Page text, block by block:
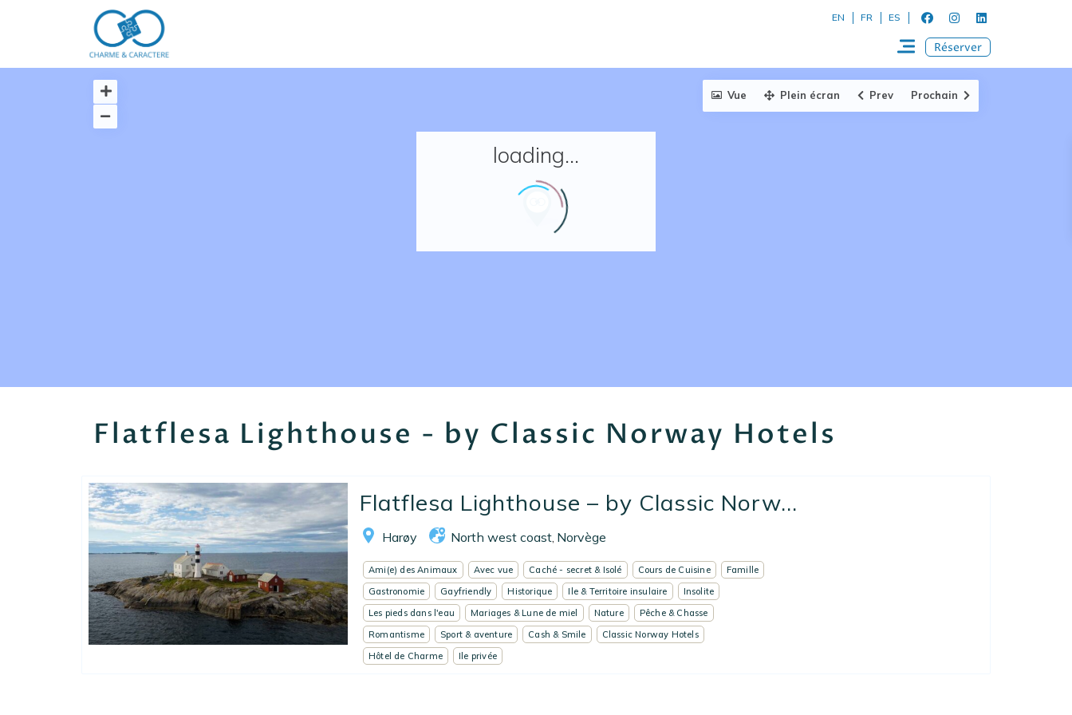
Réserver un séjour
Ecrivez-nous
ES
EN FR ES
Réserver
loading...
Vue Plein écran Prev Prochain
Flatflesa Lighthouse - by Classic Norway Hotels
Flatflesa Lighthouse – by Classic Norw...
Harøy North west coast Norvège
Ami(e) des Animaux Avec vue Caché - secret & Isolé Cours de Cuisine
Famille
Gastronomie
Gayfriendly Historique Ile & Territoire insulaire
Insolite
Les pieds dans l'eau
Mariages & Lune de miel Nature
Pêche & Chasse
Romantisme
Sport & aventure Cash & Smile
Classic Norway Hotels
Hôtel de Charme
Ile privée